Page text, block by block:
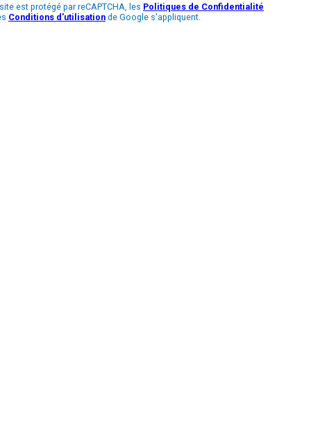
est protégé par reCAPTCHA, les Politiques de Confidentialité
Conditions d'utilisation de Google s'appliquent.